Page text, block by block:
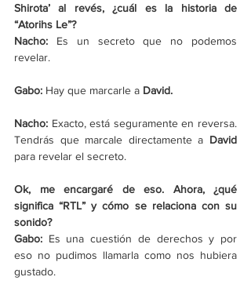
Shirota’ al revés, ¿cuál es la historia de
“Atorihs Le”?
Nacho: Es un secreto que no podemos
revelar.
Gabo: Hay que marcarle a David.
Nacho: Exacto, está seguramente en reversa.
Tendrás que marcale directamente a
para revelar el secreto.
Ok, me encargaré de eso. Ahora, ¿qué
significa “RTL” y cómo se relaciona con su
sonido?
Gabo: Es una cuestión de derechos y por
eso no pudimos llamarla como nos hubiera
gustado.